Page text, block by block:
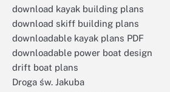
download kayak building plans
download skiff building plans
downloadable kayak plans PDF
downloadable power boat design
drift boat plans
Droga św. Jakuba